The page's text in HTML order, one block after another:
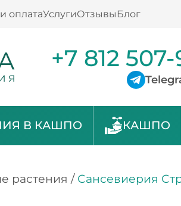
оплатаУслугиОтзывы Блог
+7 812
В КАШПО КАШПО
растения / Сансевиерия